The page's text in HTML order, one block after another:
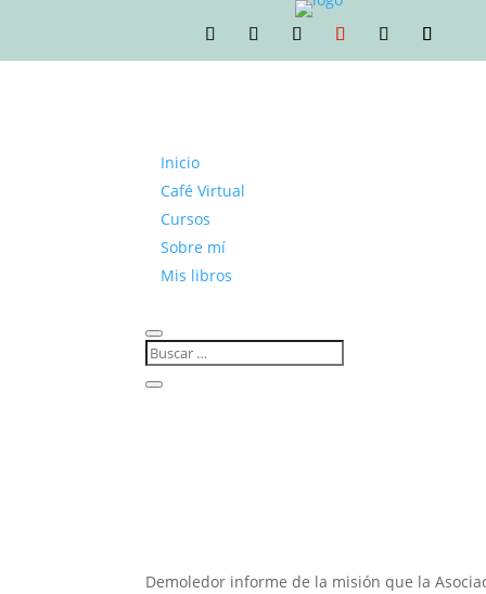
Inicio
Café Virtual
Cursos
Sobre mí
Mis libros
Demoledor informe de la misión que la